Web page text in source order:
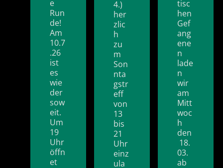
e
Run
de!
Am
10.7
.26
ist
es
wie
der
sow
eit.
Um
19
Uhr
öffn
et
4.)
her
zlic
h
zu
m
Son
nta
gstr
eff
von
13
bis
21
Uhr
einz
ula
tisc
hen
Gef
ang
ene
n
lade
n
wir
am
Mitt
woc
h
den
18.
03.
ab